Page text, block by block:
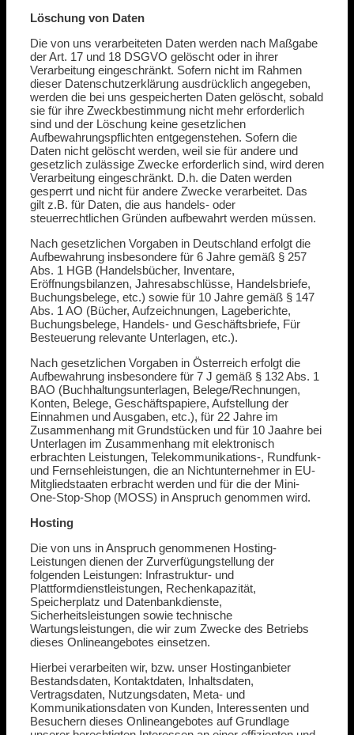
Löschung von Daten
Die von uns verarbeiteten Daten werden nach Maßgabe
der Art. 17 und 18 DSGVO gelöscht oder in ihrer
Verarbeitung eingeschränkt. Sofern nicht im Rahmen
dieser Datenschutzerklärung ausdrücklich angegeben,
werden die bei uns gespeicherten Daten gelöscht, sobald
sie für ihre Zweckbestimmung nicht mehr erforderlich
sind und der Löschung keine gesetzlichen
Aufbewahrungspflichten entgegenstehen. Sofern die
Daten nicht gelöscht werden, weil sie für andere und
gesetzlich zulässige Zwecke erforderlich sind, wird deren
Verarbeitung eingeschränkt. D.h. die Daten werden
gesperrt und nicht für andere Zwecke verarbeitet. Das
gilt z.B. für Daten, die aus handels- oder
steuerrechtlichen Gründen aufbewahrt werden müssen.
Nach gesetzlichen Vorgaben in Deutschland erfolgt die
Aufbewahrung insbesondere für 6 Jahre gemäß § 257
Abs. 1 HGB (Handelsbücher, Inventare,
Eröffnungsbilanzen, Jahresabschlüsse, Handelsbriefe,
Buchungsbelege, etc.) sowie für 10 Jahre gemäß § 147
Abs. 1 AO (Bücher, Aufzeichnungen, Lageberichte,
Buchungsbelege, Handels- und Geschäftsbriefe, Für
Besteuerung relevante Unterlagen, etc.).
Nach gesetzlichen Vorgaben in Österreich erfolgt die
Aufbewahrung insbesondere für 7 J gemäß § 132 Abs. 1
BAO (Buchhaltungsunterlagen, Belege/Rechnungen,
Konten, Belege, Geschäftspapiere, Aufstellung der
Einnahmen und Ausgaben, etc.), für 22 Jahre im
Zusammenhang mit Grundstücken und für 10 Jaahre bei
Unterlagen im Zusammenhang mit elektronisch
erbrachten Leistungen, Telekommunikations-, Rundfunk-
und Fernsehleistungen, die an Nichtunternehmer in EU-
Mitgliedstaaten erbracht werden und für die der Mini-
One-Stop-Shop (MOSS) in Anspruch genommen wird.
Hosting
Die von uns in Anspruch genommenen Hosting-
Leistungen dienen der Zurverfügungstellung der
folgenden Leistungen: Infrastruktur- und
Plattformdienstleistungen, Rechenkapazität,
Speicherplatz und Datenbankdienste,
Sicherheitsleistungen sowie technische
Wartungsleistungen, die wir zum Zwecke des Betriebs
dieses Onlineangebotes einsetzen.
Hierbei verarbeiten wir, bzw. unser Hostinganbieter
Bestandsdaten, Kontaktdaten, Inhaltsdaten,
Vertragsdaten, Nutzungsdaten, Meta- und
Kommunikationsdaten von Kunden, Interessenten und
Besuchern dieses Onlineangebotes auf Grundlage